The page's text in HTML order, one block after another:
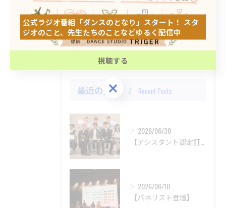
初心者
体験
見学
最近の投稿 Recent Posts
2026/06/30
2026/06/10
【パネリスト登壇】
公式ラジオ番組「ダンスのとなり」スタート！ スタ
ジオのこと、先生たちのことなどゆるく配信中
視聴する
公式ラジオ番組「ダンスのとなり」スタート！ スタ
ジオのこと、先生たちのことなどゆるく配信中
視聴する